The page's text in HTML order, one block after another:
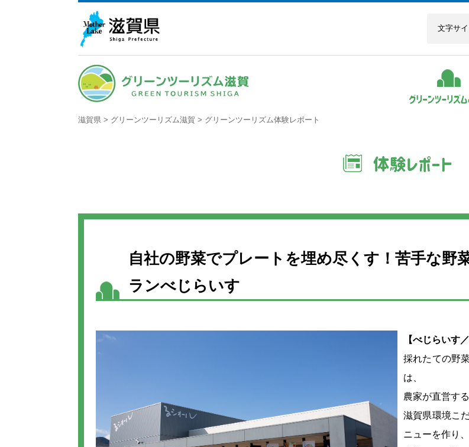
文字サ
滋賀県 > グリーンツーリズム滋賀 > グリーンツーリズム体験レポート
自社の野菜でプレートを埋め尽くす！苦手な野
ランべじらいす
【べじらいす
採れたての野
は、
農家が直営す
滋賀県環境こ
ニューを作り、